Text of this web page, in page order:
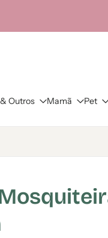
Outros Mamã Pet